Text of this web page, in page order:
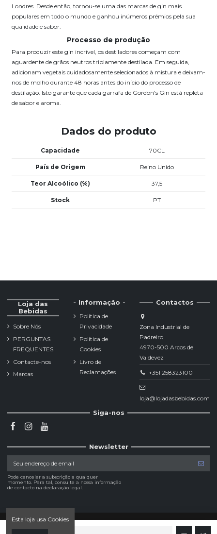
Londres. Desde então, tornou-se uma das marcas de gin mais
populares em todo o mundo e ganhou inúmeros prémios pela sua
qualidade e sabor.
Processo de produção
Para produzir este gin incrível, os destiladores começam com
aguardente de grãos neutros triplamente destilada. Em seguida,
adicionam vegetais cuidadosamente selecionados à mistura e deixam-
nos de molho durante 48 horas antes do início do processo de
destilação. Isto garante que cada garrafa de Gordon's Gin está repleta
de sabor e aroma.
Dados do produto
Capacidade 70CL
País de Origem Reino Unido
Teor Alcoólico (%) 37,5
Stock PT
Loja das
Bebidas
Sobre Nós
PERGUNTAS
FREQUENTES
Contacte-nos
Marcas
Informação
Política de
Privacidade
Política de
Cookies
Livro de
Reclamações
Contactos
Zona Industrial de
Padreiro
4970-500 Arcos de
Valdevez
+351 258323100
loja@lojadasbebidas.com
Siga-nos
Newsletter
Pode cancelar a subscrição a qualquer
momento. Para tal, consulte a nossa informação
de contacto na declaração legal.
Esta loja usa Cookies